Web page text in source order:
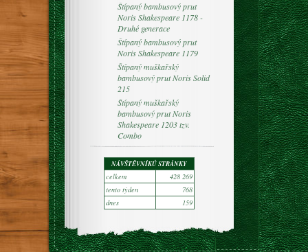
Štípaný bambusový prut
Noris Shakespeare 1178 -
Druhé generace
Štípaný bambusový prut
Noris Shakespeare 1179
Štípaný muškařský
bambusový prut Noris Solid
215
Štípaný muškařský
bambusový prut Noris
Shakespeare 1203 tzv.
Combo
NÁVŠTĚVNÍKŮ STRÁNKY
celkem
428 269
tento týden
768
dnes
159